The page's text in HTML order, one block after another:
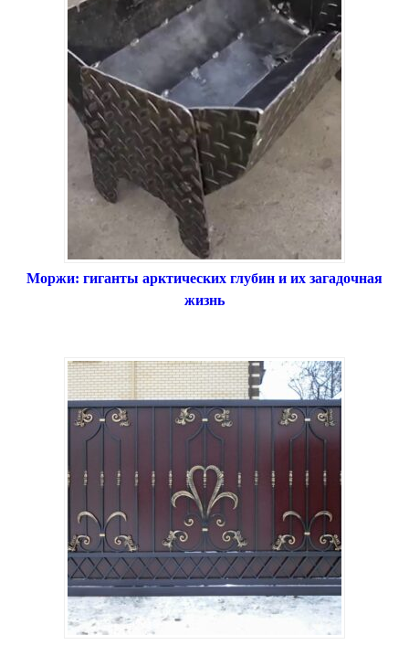
Моржи: гиганты арктических глубин и их загадочная
жизнь